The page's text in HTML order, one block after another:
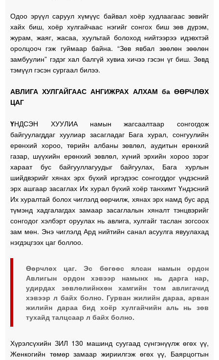
Одоо эрүүл саруул хүмүүс байвал хоёр худлаагаас зөвийг
хайх биш, хоёр хулгайчаас нэгийг сонгох биш зөв дүрэм,
журам, жаяг, жасаа, хуультай болоход нийтээрээ идэвхтэй
оролцооч гэж гуймаар байна. “Зөв явбал зөөлөн зөөлөн
замбуулин” гэдэг хал балгүй хувиа хичээ гэсэн үг биш. Зөвд
тэмүүл гэсэн сургаал билээ.
АВЛИГА ХУЛГАЙГААС АНГИЖРАХ АЛХАМ ба ӨӨРЧЛӨХ
ЦАГ
ҮНДСЭН ХУУЛИА намын жагсаалтаар сонгогдож
байгуулагддаг хуулиар засагладаг Бага хурал, сонгуулийн
ерөнхий хороо, төрийн албаны зөвлөл, аудитын ерөнхий
газар, шүүхийн ерөнхий зөвлөл, хүний эрхийн хороо зэрэг
хараат бус байгууллагуудыг байгуулах, Бага хурлын
шийдвэрийг хянах эрх бүхий иргэдээс сонгогддог үндэсний
эрх ашгаар засаглах Их хурал бүхий хоёр танхимт Үндэсний
Их хуралтай болох чиглэлд өөрчилж, хянах эрх намд бус ард
түмэнд хадгалагдах замаар засаглалын хяналт тэнцвэрийг
сонгодог хэлбэрт оруулах нь авлига, хулгайг таслан зогсоох
зам мөн. Энэ чиглэлд Ард нийтийн санал асуулга явуулахад
нэгдэцгээх цаг боллоо.
Өөрчлөх цаг. Эс бөгөөс ялсан намын ордон
Авлигын ордон хэвээр намынх нь дарга нар,
удирдах зөвлөлийнхөн хамгийн том авлигачид
хэвээр л байх болно. Гурван жилийн дараа, арван
жилийн дараа бид хоёр хулгайчийн аль нь зөв
тухайд талцсаар л байх болно.
Хүрэлсүхийн ЗИЛ 130 машинд суугаад сүнгэнүүлж өгөх үү,
Женкогийн төмөр замаар жириилгэж өгөх үү, Баярцогтын